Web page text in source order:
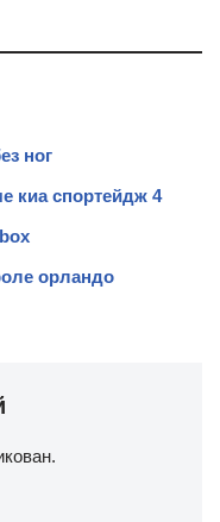
ног
киа спортейдж 4
орландо